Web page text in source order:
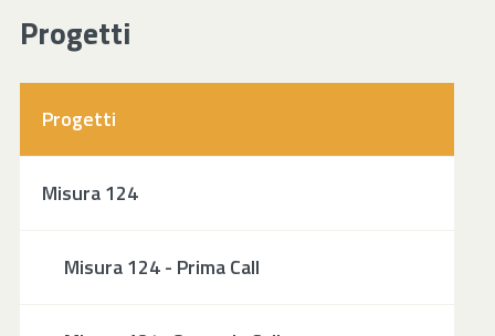
Progetti
Progetti
Misura 124
Misura 124 - Prima Call